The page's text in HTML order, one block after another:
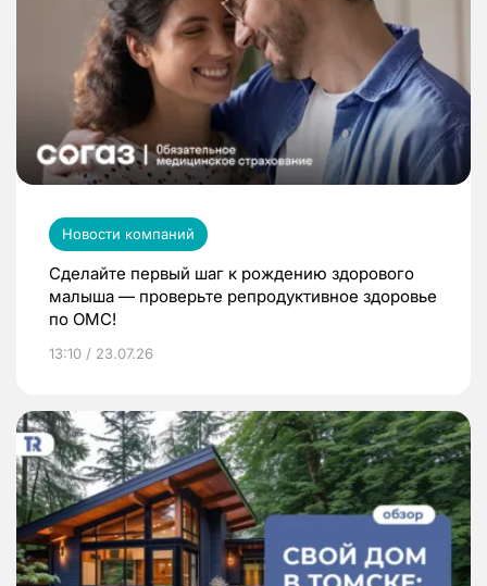
Новости компаний
Сделайте первый шаг к рождению здорового
малыша — проверьте репродуктивное здоровье
по ОМС!
13:10 / 23.07.26